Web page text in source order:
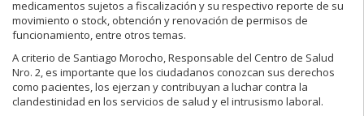
medicamentos sujetos a fiscalización y su respectivo reporte de su
movimiento o stock, obtención y renovación de permisos de
funcionamiento, entre otros temas.
A criterio de Santiago Morocho, Responsable del Centro de Salud
Nro. 2, es importante que los ciudadanos conozcan sus derechos
como pacientes, los ejerzan y contribuyan a luchar contra la
clandestinidad en los servicios de salud y el intrusismo laboral.